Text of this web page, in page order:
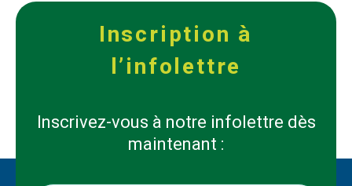
Inscription à
l’infolettre
Inscrivez-vous à notre infolettre dès
maintenant :